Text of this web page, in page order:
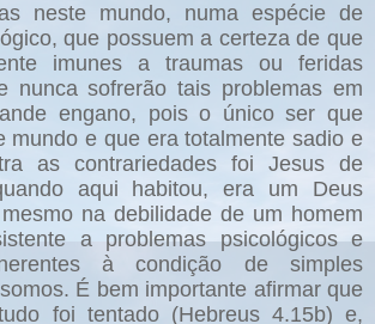
neste mundo, numa espécie de
que possuem a certeza de que
imunes a traumas ou feridas
nunca sofrerão tais problemas em
engano, pois o único ser que
mundo e que era totalmente sadio e
as contrariedades foi Jesus de
aqui habitou, era um Deus
na debilidade de um homem
a problemas psicológicos e
à condição de simples
É bem importante afirmar que
foi tentado (Hebreus 4.15b) e,